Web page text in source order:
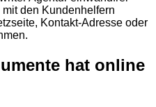
den Kundenhelfern
Kontakt-Adresse oder
hat online